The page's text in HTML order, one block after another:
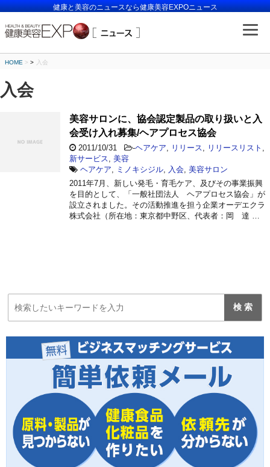
健康と美容のニュースなら健康美容EXPOニュース
HOME > 入会
入会
美容サロンに、協会認定製品の取り扱いと入
会受け入れ募集/ヘアプロセス協会
2011/10/31 -ヘアケア リリース リリースリスト
新サービス
美容
ヘアケア
ミノキシジル 入会 美容サロン
2011年7月、新しい発毛・育毛ケア、及びその事業振興
を目的として、「一般社団法人 ヘアプロセス協会」が
設立されました。その活動推進を担う企業オーデエクラ
株式会社（所在地：東京都中野区、代表者：岡 達 …